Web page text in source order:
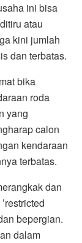
ini bisa
atau
kini jumlah
dan terbatas.
bika
roda
yang
calon
kendaraan
terbatas.
dan
bepergian.
dalam